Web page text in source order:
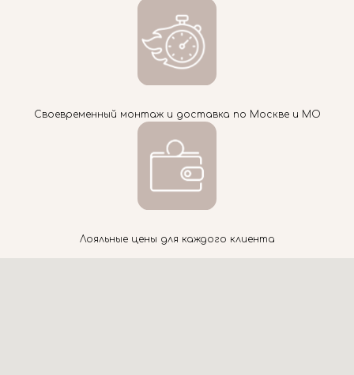
Своевременный монтаж и доставка по Москве и МО
Лояльные цены для каждого клиента